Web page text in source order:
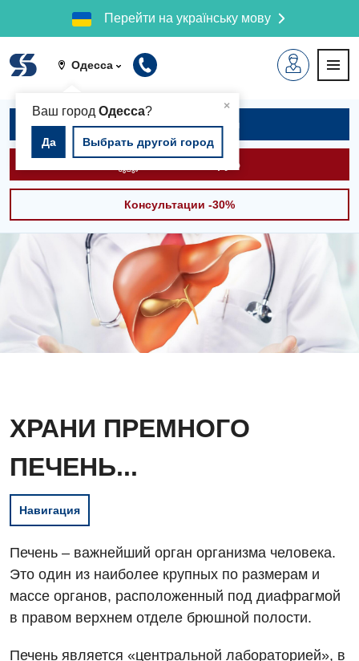
Перейти на українську мову
Одесса
×
Ваш город Одесса?
Да Выбрать другой город
Записаться на приём
Вызвать скорую
Консультации -30%
ХРАНИ ПРЕМНОГО
ПЕЧЕНЬ...
Навигация
Печень – важнейший орган организма человека.
Это один из наиболее крупных по размерам и
массе органов, расположенный под диафрагмой
в правом верхнем отделе брюшной полости.
Печень является «центральной лабораторией», в